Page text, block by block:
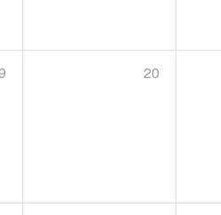
20